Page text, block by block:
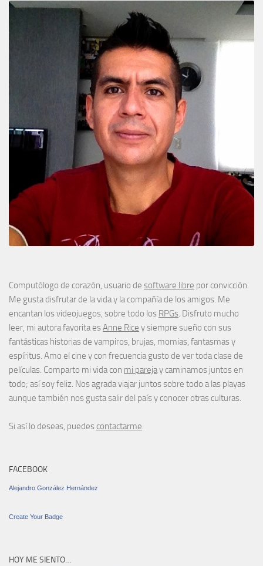
Computólogo de corazón, usuario de software libre por convicción.
Me gusta disfrutar de la vida y la compañía de los amigos. Me
encantan los videojuegos, sobre todo los RPGs. Disfruto mucho
leer, mi autora favorita esAnne Rice y siempre sueño con sus
fantásticas historias de vampiros, brujas, momias, fantasmas y
espíritus. Amo el cine y con frecuencia gusto de ver toda clase de
películas. Comparto mi vida con mi parejay caminamos juntos en
todo; así soy feliz. Nos agrada viajar juntos sobre todo a las playas
aunque también nos gusta salir del país y conocer otras culturas.
Si así lo deseas, puedes contactarme.
FACEBOOK
Alejandro González Hernández
Create Your Badge
HOY ME SIENTO…